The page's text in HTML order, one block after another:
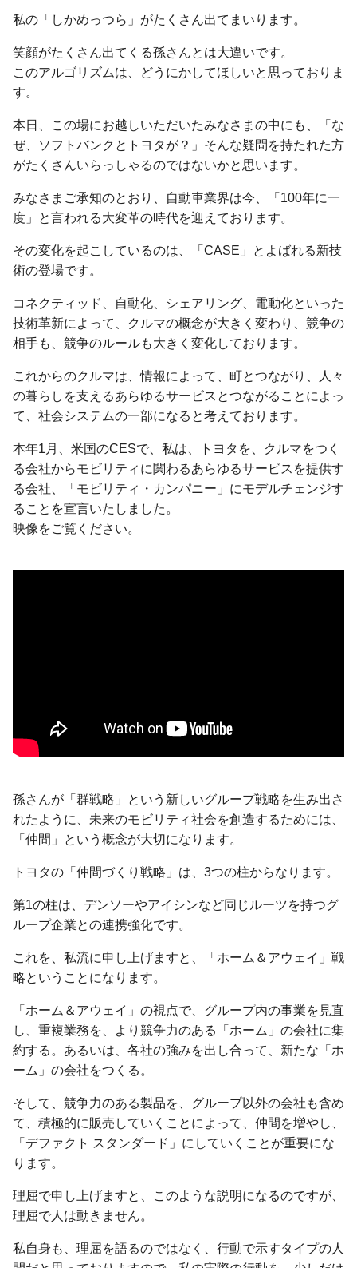
私の「しかめっつら」がたくさん出てまいります。
笑顔がたくさん出てくる孫さんとは大違いです。
このアルゴリズムは、どうにかしてほしいと思っておりま
す。
本日、この場にお越しいただいたみなさまの中にも、「な
ぜ、ソフトバンクとトヨタが？」そんな疑問を持たれた方
がたくさんいらっしゃるのではないかと思います。
みなさまご承知のとおり、自動車業界は今、「100年に一
度」と言われる大変革の時代を迎えております。
その変化を起こしているのは、「CASE」とよばれる新技
術の登場です。
コネクティッド、自動化、シェアリング、電動化といった
技術革新によって、クルマの概念が大きく変わり、競争の
相手も、競争のルールも大きく変化しております。
これからのクルマは、情報によって、町とつながり、人々
の暮らしを支えるあらゆるサービスとつながることによっ
て、社会システムの一部になると考えております。
本年1月、米国のCESで、私は、トヨタを、クルマをつく
る会社からモビリティに関わるあらゆるサービスを提供す
る会社、「モビリティ・カンパニー」にモデルチェンジす
ることを宣言いたしました。
映像をご覧ください。
孫さんが「群戦略」という新しいグループ戦略を生み出さ
れたように、未来のモビリティ社会を創造するためには、
「仲間」という概念が大切になります。
トヨタの「仲間づくり戦略」は、3つの柱からなります。
第1の柱は、デンソーやアイシンなど同じルーツを持つグ
ループ企業との連携強化です。
これを、私流に申し上げますと、「ホーム＆アウェイ」戦
略ということになります。
「ホーム＆アウェイ」の視点で、グループ内の事業を見直
し、重複業務を、より競争力のある「ホーム」の会社に集
約する。あるいは、各社の強みを出し合って、新たな「ホ
ーム」の会社をつくる。
そして、競争力のある製品を、グループ以外の会社も含め
て、積極的に販売していくことによって、仲間を増やし、
「デファクト スタンダード」にしていくことが重要にな
ります。
理屈で申し上げますと、このような説明になるのですが、
理屈で人は動きません。
私自身も、理屈を語るのではなく、行動で示すタイプの人